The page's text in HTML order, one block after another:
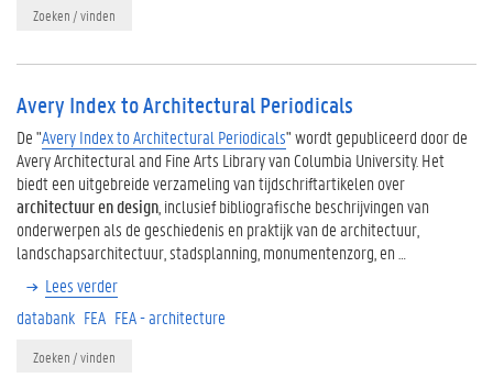
Zoeken / vinden
Avery Index to Architectural Periodicals
De "Avery Index to Architectural Periodicals" wordt gepubliceerd door de
Avery Architectural and Fine Arts Library van Columbia University. Het
biedt een uitgebreide verzameling van tijdschriftartikelen over
architectuur en design , inclusief bibliografische beschrijvingen van
onderwerpen als de geschiedenis en praktijk van de architectuur,
landschapsarchitectuur, stadsplanning, monumentenzorg, en …
Lees verder
databank FEA FEA - architecture
Zoeken / vinden